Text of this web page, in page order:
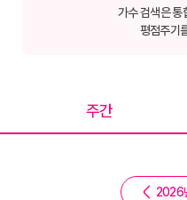
가수 검색은 통
평점주기
주간
2026